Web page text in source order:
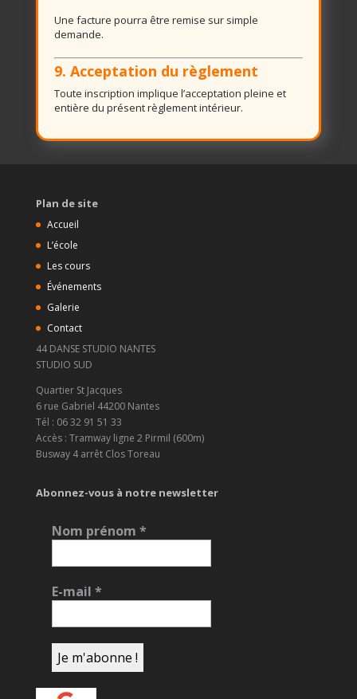
Une facture pourra être remise sur simple
demande.
9. Acceptation du règlement
Toute inscription implique l’acceptation pleine et
entière du présent règlement intérieur.
Plan de site
Accueil
L’école
Les cours
Événements
Galerie
Contact
44 DANSE STUDIO NANTES
STUDIO SUD
Quartier St Jacques
6 rue Gabriel 44200 Nantes
Tél : 06 32 91 51 33
Accès : Tramway ligne 2 Pirmil (600m)
Busway 4 arrêt Clos Toreau
Abonnez-vous à notre newsletter
Nom prénom *
E-mail *